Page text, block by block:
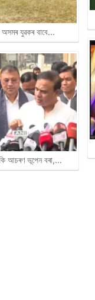
অসমৰ যুৱকৰ বাবে…
কি আচৰণ ভূপেন বৰা,…